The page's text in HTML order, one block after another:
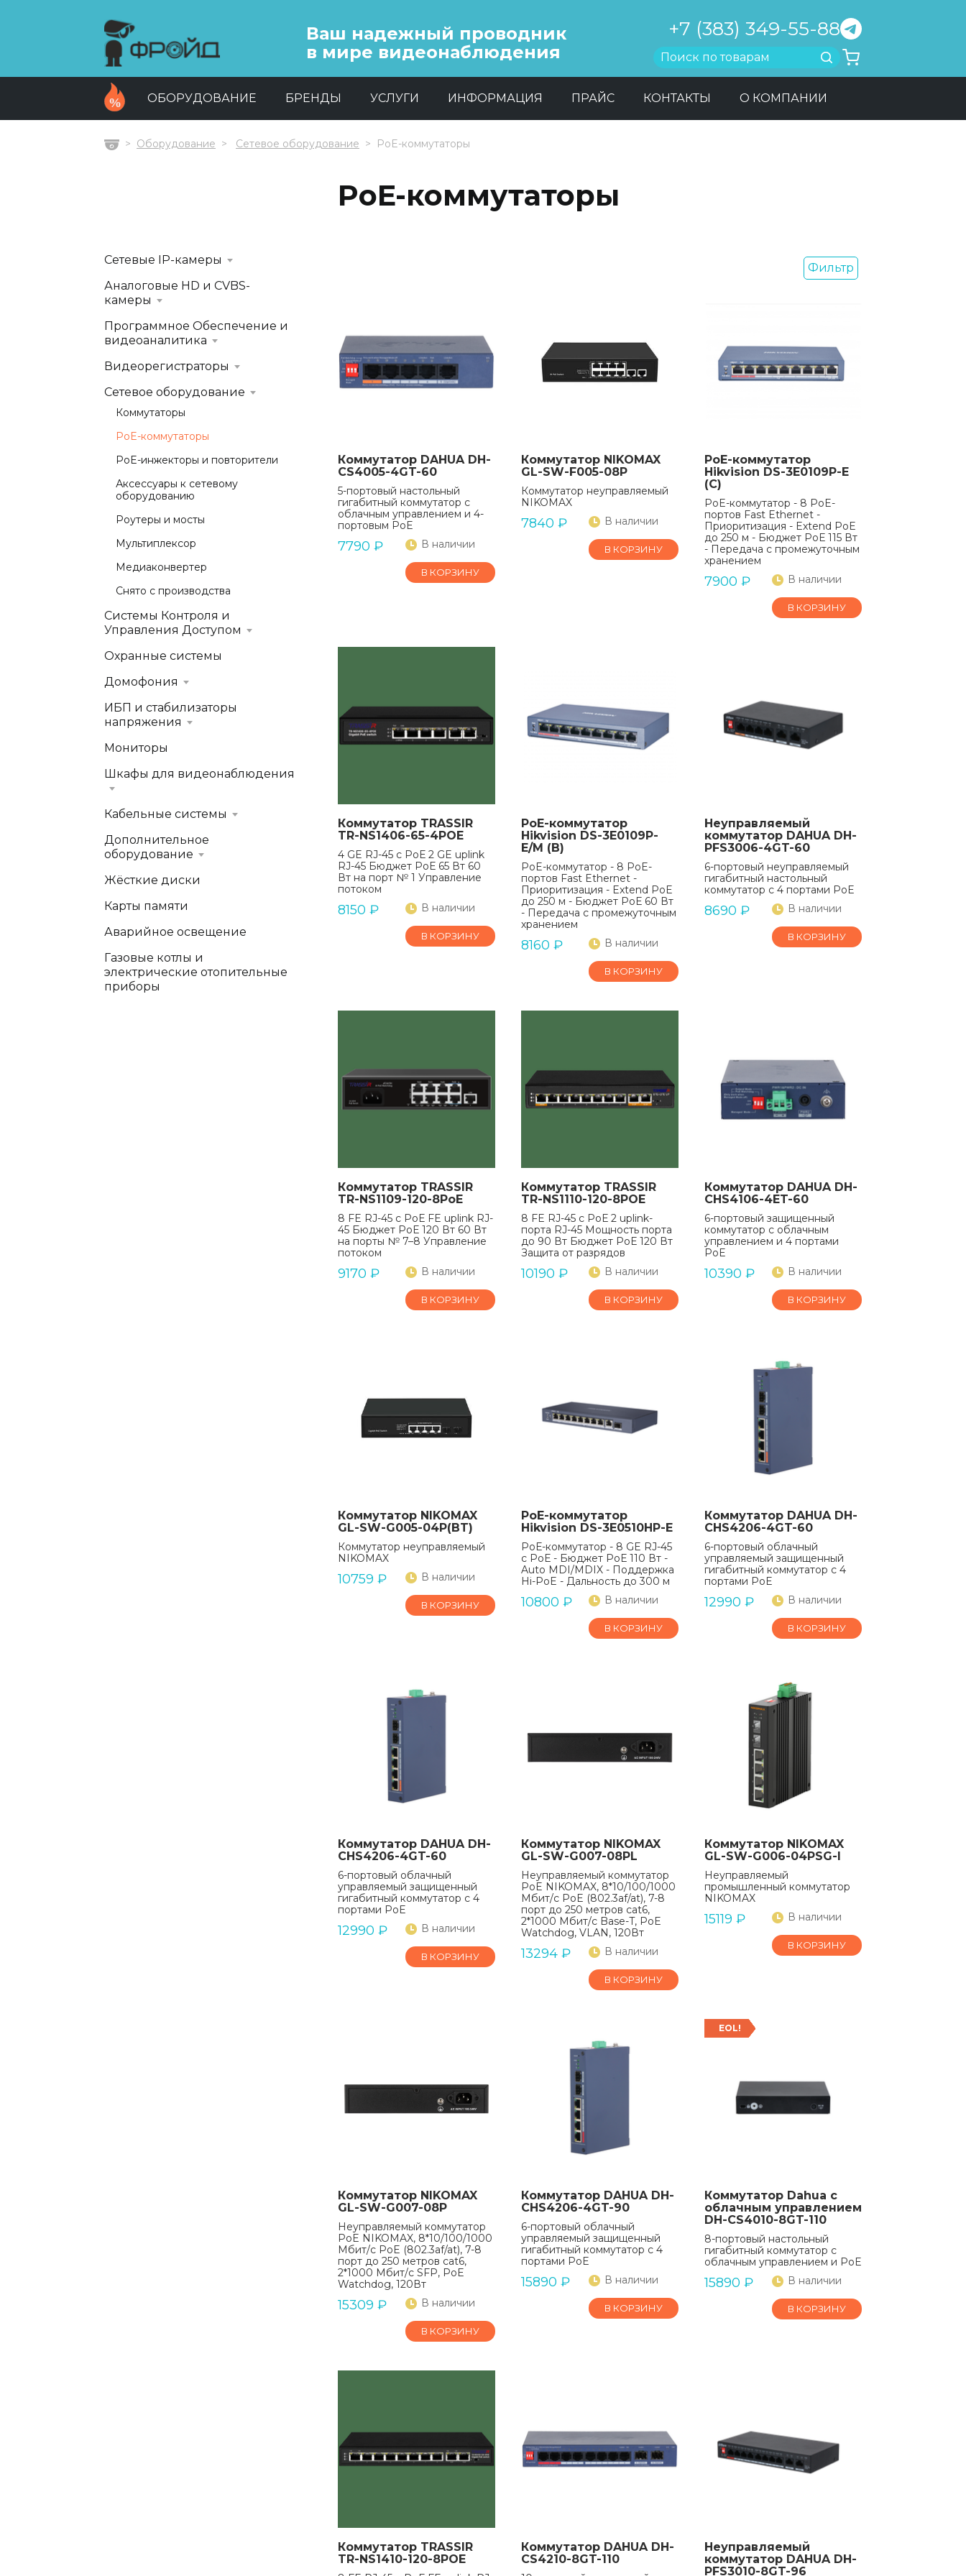
Ваш надежный проводник
в мире видеонаблюдения
+7 (383) 349-55-88
Найти
ОБОРУДОВАНИЕ БРЕНДЫ УСЛУГИ ИНФОРМАЦИЯ ПРАЙС КОНТАКТЫ О КОМПАНИИ
ГлавнаяОборудование Сетевое оборудование PoE-коммутаторы
PoE-коммутаторы
Фильтр
Коммутатор DAHUA DH-
CS4005-4GT-60
5-портовый настольный
гигабитный коммутатор с
облачным управлением и 4-
портовым PoE
7790 ₽ В наличии
В КОРЗИНУ
Коммутатор NIKOMAX
GL-SW-F005-08P
Коммутатор неуправляемый
NIKOMAX
7840 ₽ В наличии
В КОРЗИНУ
PoE-коммутатор
Hikvision DS-3E0109P-E
(C)
PoE-коммутатор - 8 PoE-
портов Fast Ethernet -
Приоритизация - Extend PoE
до 250 м - Бюджет РоЕ 115 Вт
- Передача с промежуточным
хранением
7900 ₽ В наличии
В КОРЗИНУ
Коммутатор TRASSIR
TR-NS1406-65-4POE
4 GE RJ-45 с РоЕ 2 GE uplink
RJ-45 Бюджет РоЕ 65 Вт 60
Вт на порт № 1 Управление
потоком
8150 ₽ В наличии
В КОРЗИНУ
PoE-коммутатор
Hikvision DS-3E0109P-
E/M (B)
PoE-коммутатор - 8 PoE-
портов Fast Ethernet -
Приоритизация - Extend PoE
до 250 м - Бюджет РоЕ 60 Вт
- Передача с промежуточным
хранением
8160 ₽ В наличии
В КОРЗИНУ
Неуправляемый
коммутатор DAHUA DH-
PFS3006-4GT-60
6-портовый неуправляемый
гигабитный настольный
коммутатор с 4 портами PoE
8690 ₽ В наличии
В КОРЗИНУ
Коммутатор TRASSIR
TR-NS1109-120-8PoE
8 FE RJ-45 с РоЕ FE uplink RJ-
45 Бюджет РоЕ 120 Вт 60 Вт
на порты № 7–8 Управление
потоком
9170 ₽ В наличии
В КОРЗИНУ
Коммутатор TRASSIR
TR-NS1110-120-8POE
8 FE RJ-45 с РоЕ 2 uplink-
порта RJ-45 Мощность порта
до 90 Вт Бюджет РоЕ 120 Вт
Защита от разрядов
10190 ₽ В наличии
В КОРЗИНУ
Коммутатор DAHUA DH-
CHS4106-4ET-60
6-портовый защищенный
коммутатор с облачным
управлением и 4 портами
PoE
10390 ₽ В наличии
В КОРЗИНУ
Коммутатор NIKOMAX
GL-SW-G005-04P(BT)
Коммутатор неуправляемый
NIKOMAX
10759 ₽ В наличии
В КОРЗИНУ
РоЕ-коммутатор
Hikvision DS-3E0510HP-E
РоЕ-коммутатор - 8 GE RJ-45
с РоЕ - Бюджет РоЕ 110 Вт -
Auto MDI/MDIX - Поддержка
Hi-PoE - Дальность до 300 м
10800 ₽ В наличии
В КОРЗИНУ
Коммутатор DAHUA DH-
CHS4206-4GT-60
6-портовый облачный
управляемый защищенный
гигабитный коммутатор с 4
портами PoE
12990 ₽ В наличии
В КОРЗИНУ
Коммутатор DAHUA DH-
CHS4206-4GT-60
6-портовый облачный
управляемый защищенный
гигабитный коммутатор с 4
портами PoE
12990 ₽ В наличии
В КОРЗИНУ
Коммутатор NIKOMAX
GL-SW-G007-08PL
Неуправляемый коммутатор
PoE NIKOMAX, 8*10/100/1000
Мбит/с PoE (802.3af/at), 7-8
порт до 250 метров cat6,
2*1000 Мбит/с Base-T, PoE
Watchdog, VLAN, 120Вт
13294 ₽ В наличии
В КОРЗИНУ
Коммутатор NIKOMAX
GL-SW-G006-04PSG-I
Неуправляемый
промышленный коммутатор
NIKOMAX
15119 ₽ В наличии
В КОРЗИНУ
Коммутатор NIKOMAX
GL-SW-G007-08P
Неуправляемый коммутатор
PoE NIKOMAX, 8*10/100/1000
Мбит/с PoE (802.3af/at), 7-8
порт до 250 метров cat6,
2*1000 Мбит/с SFP, PoE
Watchdog, 120Вт
15309 ₽ В наличии
В КОРЗИНУ
Коммутатор DAHUA DH-
CHS4206-4GT-90
6-портовый облачный
управляемый защищенный
гигабитный коммутатор с 4
портами PoE
15890 ₽ В наличии
В КОРЗИНУ
EOL!
Коммутатор Dahua с
облачным управлением
DH-CS4010-8GT-110
8-портовый настольный
гигабитный коммутатор с
облачным управлением и PoE
15890 ₽ В наличии
В КОРЗИНУ
Коммутатор TRASSIR
TR-NS1410-120-8POE
Коммутатор DAHUA DH-
CS4210-8GT-110
Неуправляемый
коммутатор DAHUA DH-
PFS3010-8GT-96
Сетевые IP-камеры
Аналоговые HD и CVBS-
камеры
Программное Обеспечение и
видеоаналитика
Видеорегистраторы
Сетевое оборудование
Коммутаторы
PoE-коммутаторы
PoE-инжекторы и повторители
Аксессуары к сетевому
оборудованию
Роутеры и мосты
Мультиплексор
Медиаконвертер
Снято с производства
Системы Контроля и
Управления Доступом
Охранные системы
Домофония
ИБП и стабилизаторы
напряжения
Мониторы
Шкафы для видеонаблюдения
Кабельные системы
Дополнительное
оборудование
Жёсткие диски
Карты памяти
Аварийное освещение
Газовые котлы и
электрические отопительные
приборы